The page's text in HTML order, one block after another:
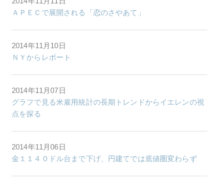
ＡＰＥＣで展開される「恋のさやあて」
2014年11月10日
ＮＹからレポート
2014年11月07日
グラフで見る米雇用統計の長期トレンドからイエレンの視
点を探る
2014年11月06日
金１１４０ドル台まで下げ、円建てでは底値圏変わらず